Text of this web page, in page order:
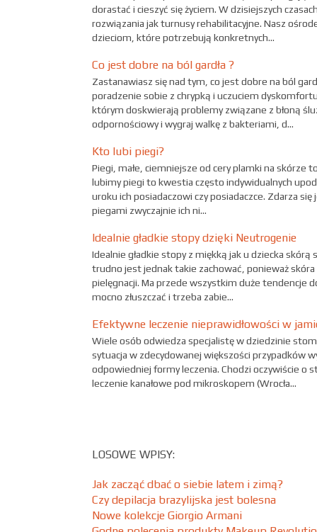
dorastać i cieszyć się życiem. W dzisiejszych
rozwiązania jak turnusy rehabilitacyjne. Nasz
dzieciom, które potrzebują konkretnych...
Co jest dobre na ból gardła ?
Zastanawiasz się nad tym, co jest dobre na ból
poradzenie sobie z chrypką i uczuciem
którym doskwierają problemy związane z błoną
odpornościowy i wygraj walkę z bakteriami, d...
Kto lubi piegi?
Piegi, małe, ciemniejsze od cery plamki na skórze
lubimy piegi to kwestia często indywidualnych
uroku ich posiadaczowi czy posiadaczce. Zdarza
piegami zwyczajnie ich ni...
Idealnie gładkie stopy dzięki Neutrogenie
Idealnie gładkie stopy z miękką jak u dziecka
trudno jest jednak takie zachować, ponieważ
pielęgnacji. Ma przede wszystkim duże tendencje
mocno złuszczać i trzeba zabie...
Efektywne leczenie nieprawidłowości w
Wiele osób odwiedza specjalistę w dziedzinie
sytuacja w zdecydowanej większości przypadków
odpowiedniej formy leczenia. Chodzi oczywiście o
leczenie kanałowe pod mikroskopem (Wrocła...
LOSOWE WPISY:
Jak zacząć dbać o siebie latem i zimą?
Czy depilacja brazylijska jest bolesna
Nowe kolekcje Giorgio Armani